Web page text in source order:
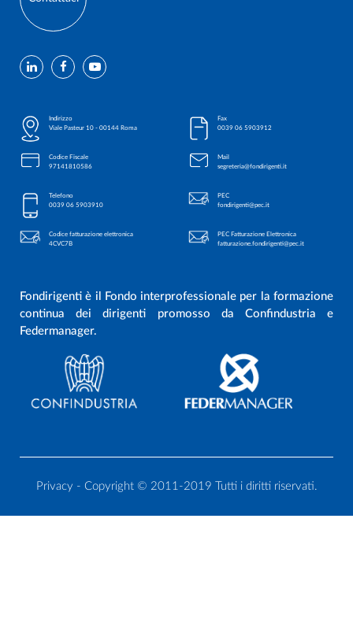
Fondirigenti è il Fondo interprofessionale per la formazione
continua dei dirigenti promosso da Confindustria e
Federmanager.
Indirizzo
Viale Pasteur 10 - 00144 Roma
Codice Fiscale
97141810586
Telefono
0039 06 5903910
Codice fatturazione elettronica
4CVC7B
Fax
0039 06 5903912
Mail
segreteria@fondirigenti.it
PEC
fondirigenti@pec.it
PEC Fatturazione Elettronica
fatturazione.fondirigenti@pec.it
Privacy - Copyright © 2011-2019 Tutti i diritti riservati.